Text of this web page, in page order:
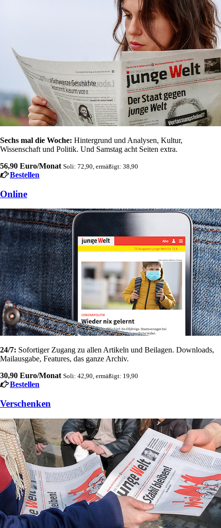
Sechs mal die Woche: Hintergrund und Analysen, Kultur,
Wissenschaft und Politik. Und Samstag acht Seiten extra.
56,90 Euro/Monat Soli: 72,90, ermäßigt: 38,90
Bestellen
Online
24/7: Sofortiger Zugang zu allen Artikeln und Beilagen. Downloads,
Mailausgabe, Features, das ganze Archiv.
30,90 Euro/Monat Soli: 42,90, ermäßigt: 19,90
Bestellen
Verschenken